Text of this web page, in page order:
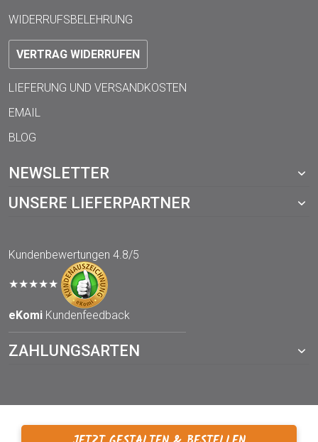
WIDERRUFSBELEHRUNG
VERTRAG WIDERRUFEN
LIEFERUNG UND VERSANDKOSTEN
EMAIL
BLOG
NEWSLETTER
UNSERE LIEFERPARTNER
Kundenbewertungen 4.8/5
★★★★★
eKomi Kundenfeedback
ZAHLUNGSARTEN